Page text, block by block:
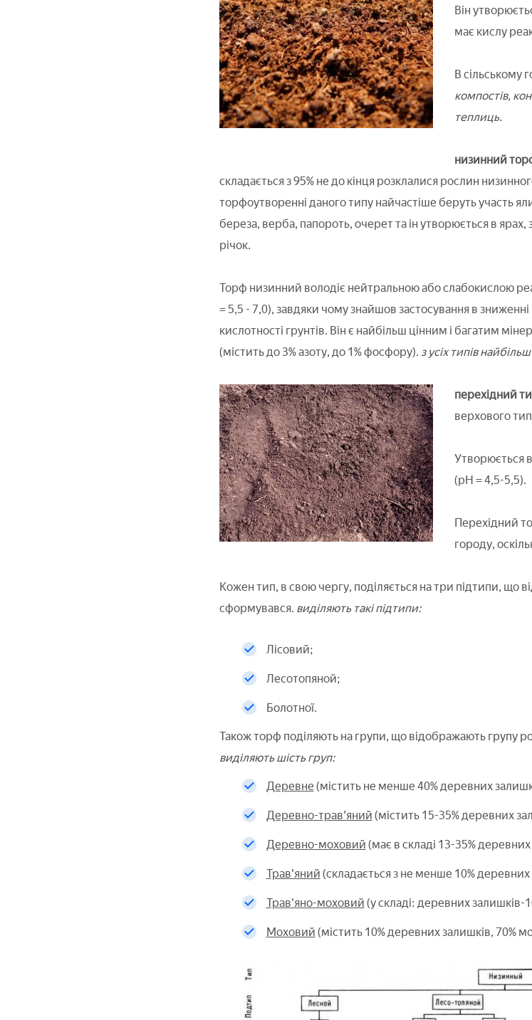
Він
має кислу
В сільському
компостів,
теплиць.
низинний
складається з 95% не до кінця розклалися рослин
торфоутворенні даного типу найчастіше беруть участь
береза, верба, папороть, очерет та ін утворюється в ярах,
річок.
Торф низинний володіє нейтральною або слабокислою
= 5,5 - 7,0), завдяки чому знайшов застосування в зниженні
кислотності грунтів. Він є найбільш цінним і багатим
(містить до 3% азоту, до 1% фосфору). з усіх типів
перехідний
верхового
Утворюється
(рН = 4,5-5,5).
Перехідний
городу,
Кожен тип, в свою чергу, поділяється на три підтипи, що
сформувався. виділяють такі підтипи:
Лісовий;
Лесотопяной;
Болотної.
Також торф поділяють на групи, що відображають групу
виділяють шість груп:
Деревне (містить не менше 40% деревних
Деревно-трав'яний (містить 15-35% деревних
Деревно-моховий (має в складі 13-35%
Трав'яний (складається з не менше 10%
Трав'яно-моховий (у складі: деревних залишків-
Моховий (містить 10% деревних залишків, 70%